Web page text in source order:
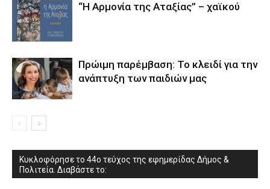
“Η Αρμονία της Αταξίας” – χαϊκού
Πρώιμη παρέμβαση: Το κλειδί για την
ανάπτυξη των παιδιών µας
Κυκλοφόρησε το 44ο τεύχος της εφημερίδας Δήμος &
Πολιτεία. Διαβάστε το: